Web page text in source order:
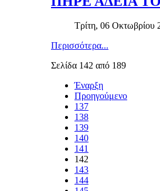
Τρίτη, 06 Οκτωβρίου
Περισσότερα...
Σελίδα 142 από 189
Έναρξη
Προηγούμενο
137
138
139
140
141
142
143
144